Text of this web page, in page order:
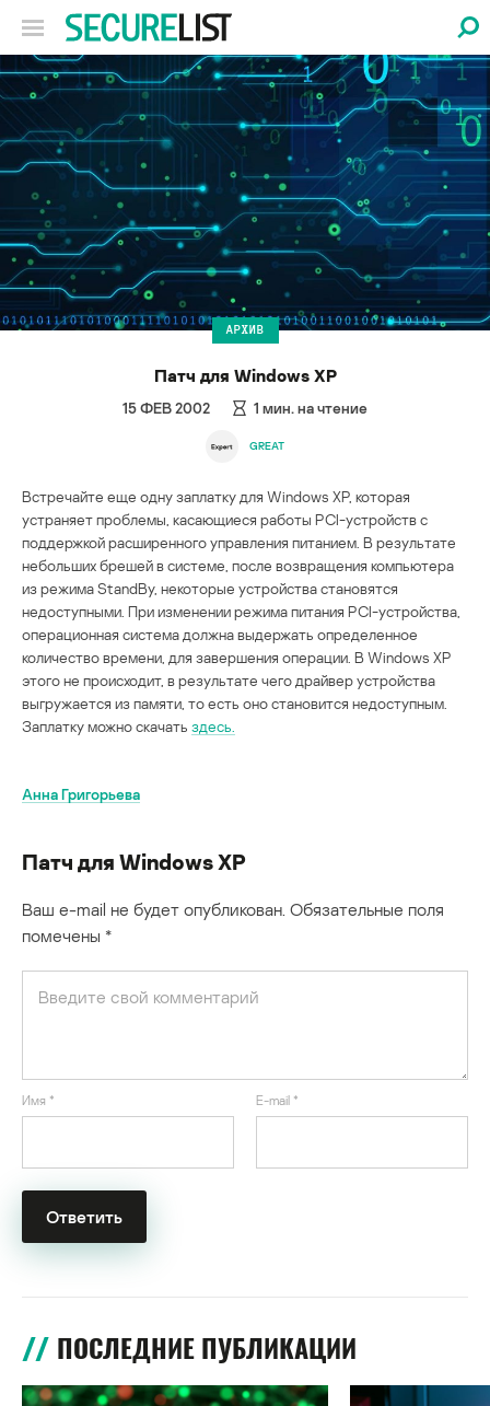
АРХИВ
Патч для Windows XP
15 ФЕВ 2002 1 мин. на чтение
GREAT
Встречайте еще одну заплатку для Windows XP, которая
устраняет проблемы, касающиеся работы PCI-устройств с
поддержкой расширенного управления питанием. В результате
небольших брешей в системе, после возвращения компьютера
из режима StandBy, некоторые устройства становятся
недоступными. При изменении режима питания PCI-устройства,
операционная система должна выдержать определенное
количество времени, для завершения операции. В Windows XP
этого не происходит, в результате чего драйвер устройства
выгружается из памяти, то есть оно становится недоступным.
Заплатку можно скачать здесь.
Анна Григорьева
Патч для Windows XP
Ваш e-mail не будет опубликован. Обязательные поля
помечены *
Имя * E-mail *
ПОСЛЕДНИЕ ПУБЛИКАЦИИ